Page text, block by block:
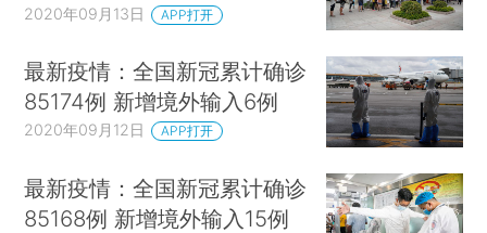
2020年09月13日 APP打开
最新疫情：全国新冠累计确诊
85174例 新增境外输入6例
2020年09月12日 APP打开
最新疫情：全国新冠累计确诊
85168例 新增境外输入15例